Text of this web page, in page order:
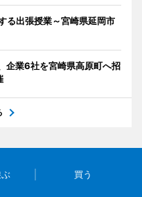
る出張授業～宮崎県延岡市
企業6社を宮崎県高原町へ招
買う